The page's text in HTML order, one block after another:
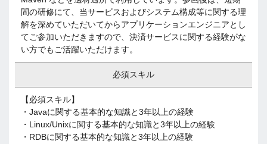
間の研修にて、当サービスおよびシステム構成等に関する理
解を深めていただいてからアプリケーションエンジニアとし
てご参加いただきますので、決済サービスに関する経験がな
い方でもご活躍いただけます。
必須スキル
【必須スキル】
・Javaに関する基本的な知識と3年以上の経験
・Linux/Unixに関する基本的な知識と3年以上の経験
・RDBに関する基本的な知識と3年以上の経験